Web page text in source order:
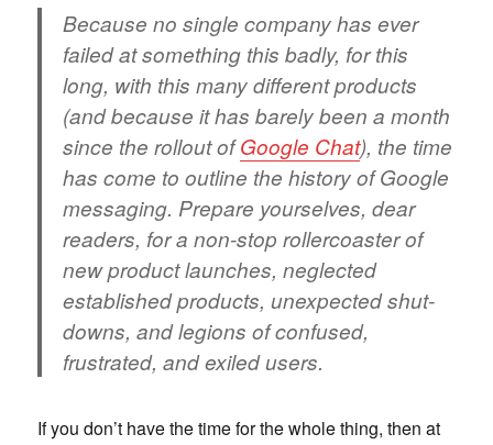
Because no single company has ever
failed at something this badly, for this
long, with this many different products
(and because it has barely been a month
since the rollout ofGoogle Chat), the time
has come to outline the history of Google
messaging. Prepare yourselves, dear
readers, for a non-stop rollercoaster of
new product launches, neglected
established products, unexpected shut-
downs, and legions of confused,
frustrated, and exiled users.
If you don’t have the time for the whole thing, then at